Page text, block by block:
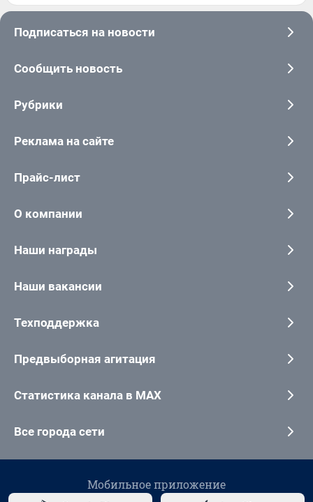
Подписаться на новости
Сообщить новость
Рубрики
Реклама на сайте
Прайс-лист
О компании
Наши награды
Наши вакансии
Техподдержка
Предвыборная агитация
Статистика канала в MAX
Все города сети
Мобильное приложение